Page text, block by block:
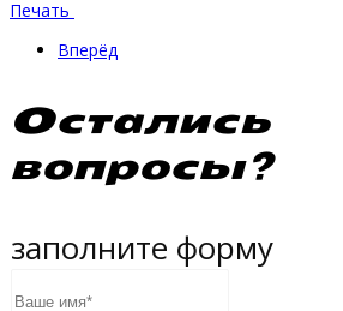
Печать
Вперёд
Остались
вопросы?
заполните форму